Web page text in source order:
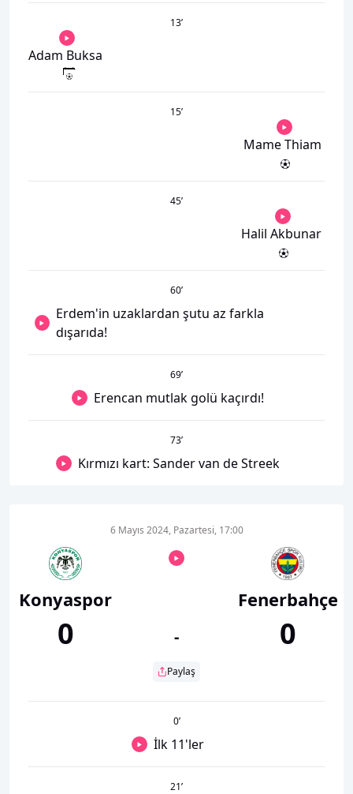
13’
Adam Buksa
15’
Mame Thiam
45’
Halil Akbunar
60’
Erdem'in uzaklardan şutu az farkla
dışarıda!
69’
Erencan mutlak golü kaçırdı!
73’
Kırmızı kart: Sander van de Streek
Konyaspor
0
6 Mayıs 2024, Pazartesi, 17:00
-
Paylaş
Fenerbahçe
0
0’
İlk 11'ler
21’